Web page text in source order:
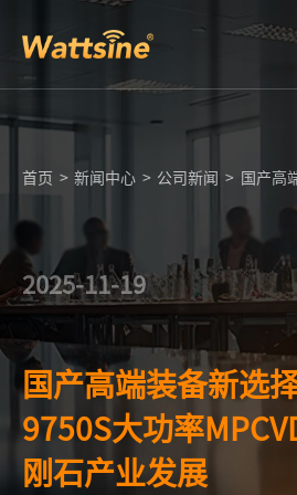
首页 > 新闻中心 > 公司新闻 > 国产高
2025-11-19
国产高端装备新选
9750S大功率
刚石产业发展